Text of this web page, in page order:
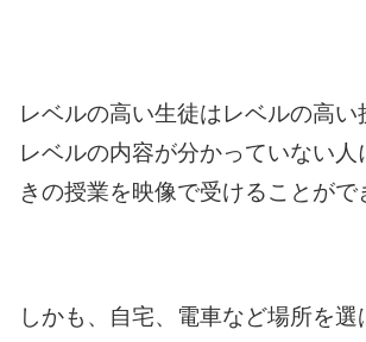
レベルの高い生徒はレベルの高い
レベルの内容が分かっていない人
きの授業を映像で受けることがで
しかも、自宅、電車など場所を選